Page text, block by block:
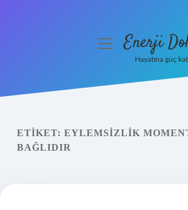
Yasal Uyarı
menüyüEnerji
Hayatına güç
ETIKET: EYLEMSIZLIK
BAĞLIDIR